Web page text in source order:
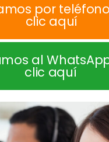
por
clic aquí
al
clic aquí